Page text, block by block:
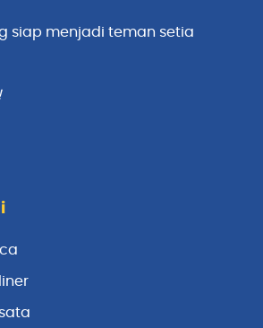
siap menjadi teman setia